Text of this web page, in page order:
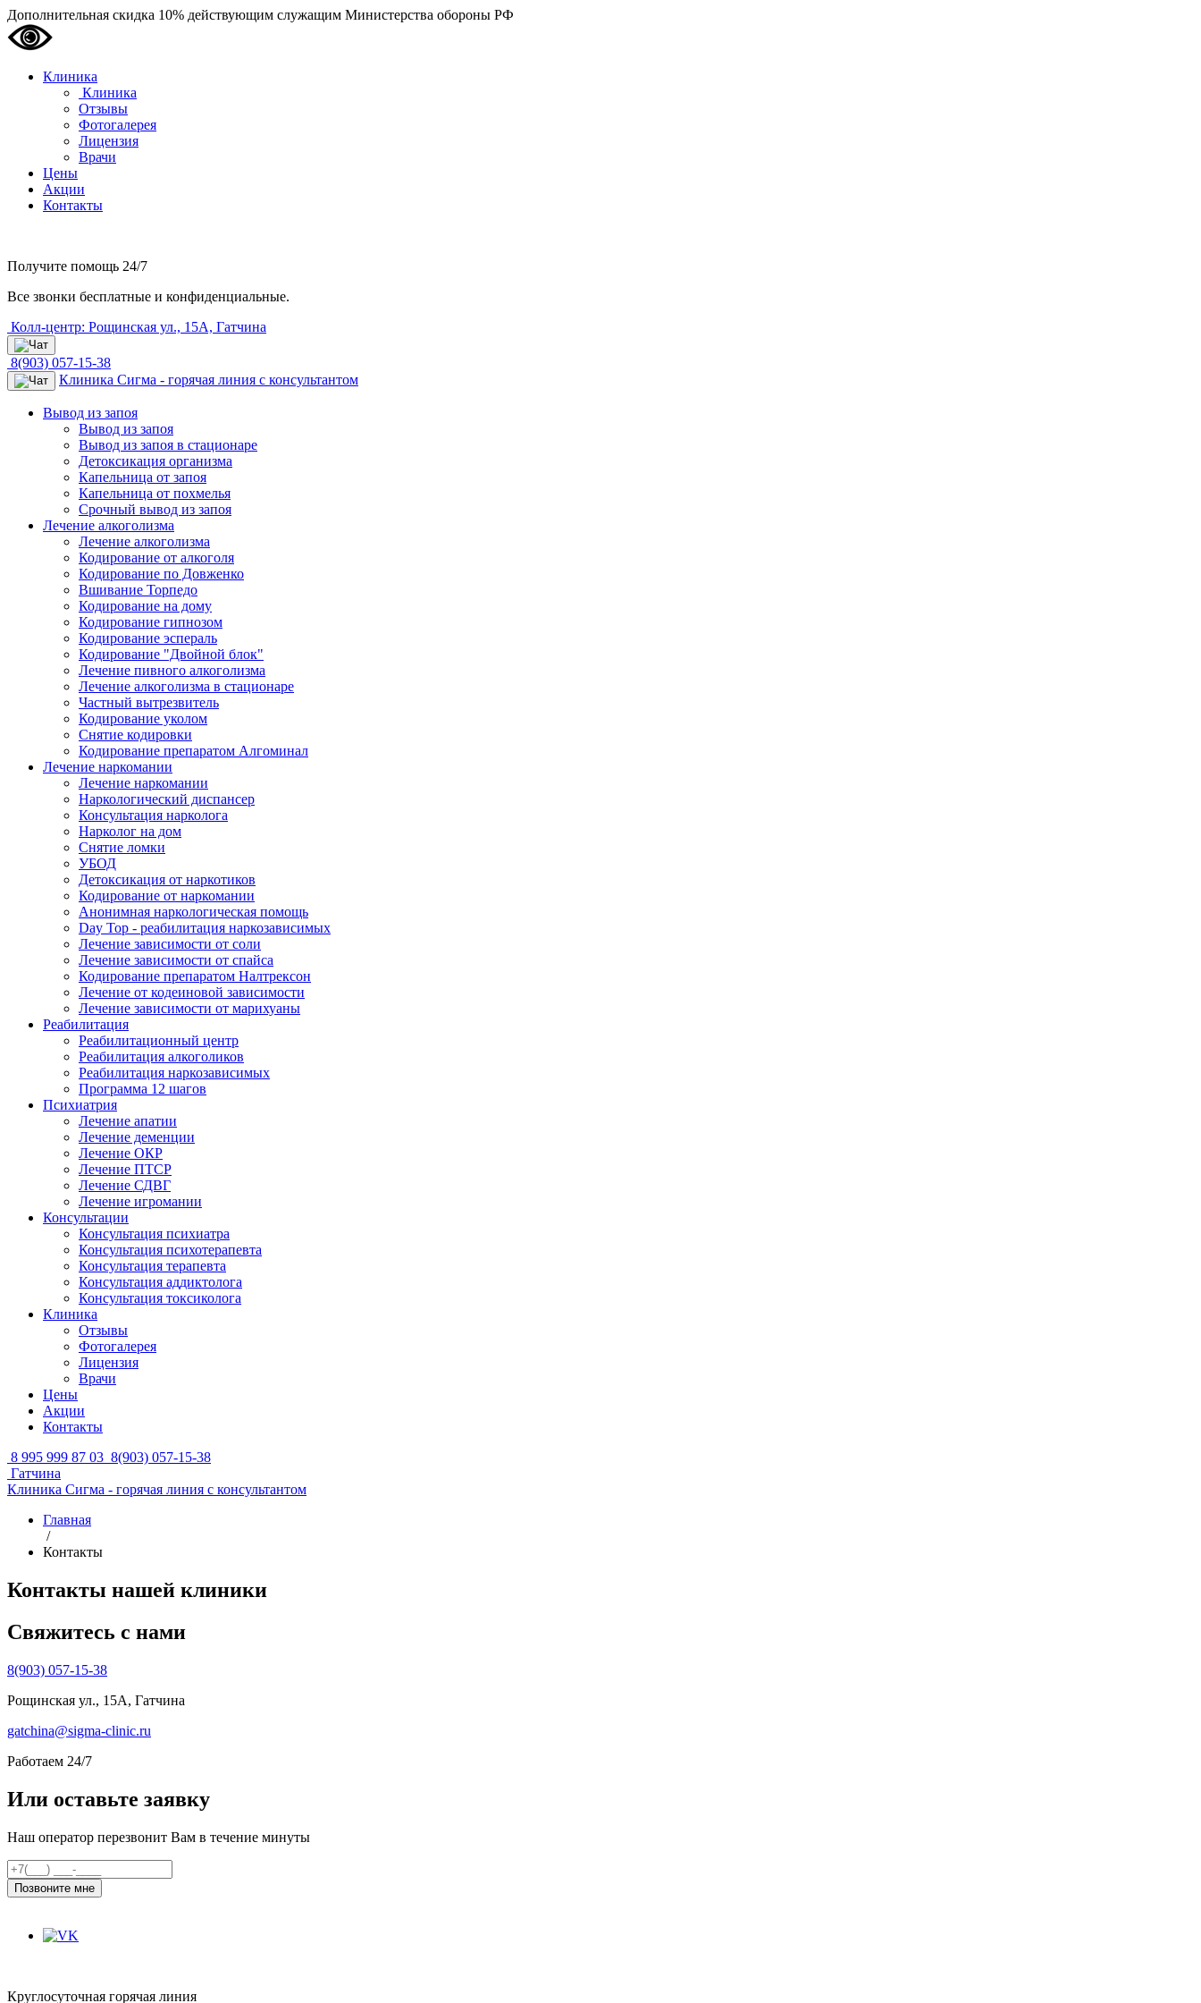
Дополнительная скидка 10% действующим служащим Министерства обороны РФ
Клиника
Клиника
Отзывы
Фотогалерея
Лицензия
Врачи
Цены
Акции
Контакты
Получите помощь 24/7
Все звонки бесплатные и конфиденциальные.
Колл-центр: Рощинская ул., 15А, Гатчина
8(903) 057-15-38
Клиника Сигма - горячая линия с консультантом
Вывод из запоя
Вывод из запоя
Вывод из запоя в стационаре
Детоксикация организма
Капельница от запоя
Капельница от похмелья
Срочный вывод из запоя
Лечение алкоголизма
Лечение алкоголизма
Кодирование от алкоголя
Кодирование по Довженко
Вшивание Торпедо
Кодирование на дому
Кодирование гипнозом
Кодирование эспераль
Кодирование "Двойной блок"
Лечение пивного алкоголизма
Лечение алкоголизма в стационаре
Частный вытрезвитель
Кодирование уколом
Снятие кодировки
Кодирование препаратом Алгоминал
Лечение наркомании
Лечение наркомании
Наркологический диспансер
Консультация нарколога
Нарколог на дом
Снятие ломки
УБОД
Детоксикация от наркотиков
Кодирование от наркомании
Анонимная наркологическая помощь
Day Top - реабилитация наркозависимых
Лечение зависимости от соли
Лечение зависимости от спайса
Кодирование препаратом Налтрексон
Лечение от кодеиновой зависимости
Лечение зависимости от марихуаны
Реабилитация
Реабилитационный центр
Реабилитация алкоголиков
Реабилитация наркозависимых
Программа 12 шагов
Психиатрия
Лечение апатии
Лечение деменции
Лечение ОКР
Лечение ПТСР
Лечение СДВГ
Лечение игромании
Консультации
Консультация психиатра
Консультация психотерапевта
Консультация терапевта
Консультация аддиктолога
Консультация токсиколога
Клиника
Отзывы
Фотогалерея
Лицензия
Врачи
Цены
Акции
Контакты
8 995 999 87 03 8(903) 057-15-38
Гатчина
Клиника Сигма - горячая линия с консультантом
Главная
/
Контакты
Контакты нашей клиники
Свяжитесь с нами
8(903) 057-15-38
Рощинская ул., 15А, Гатчина
gatchina@sigma-clinic.ru
Работаем 24/7
Или оставьте заявку
Наш оператор перезвонит Вам в течение минуты
Позвоните мне
Круглосуточная горячая линия